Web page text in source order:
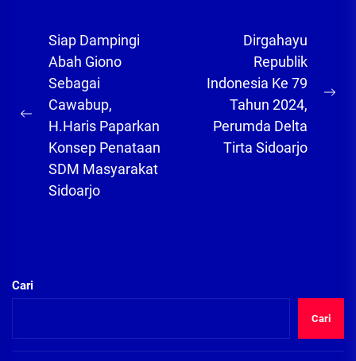
Navigasi
pos
Previous
post:
Siap Dampingi
Abah Giono
Sebagai
Cawabup,
H.Haris Paparkan
Konsep Penataan
SDM Masyarakat
Sidoarjo
Dirgahayu
Republik
Indonesia Ke 79
Tahun 2024,
Perumda Delta
Tirta Sidoarjo
Cari
Cari